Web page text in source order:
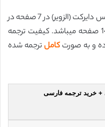
این مقاله انگلیسی ISI در نشریه ساینس دایرکت (الزویر) در 7 صفحه در
سال 2016 منتشر شده و ترجمه آن 14 صفحه میباشد. کیفیت ترجمه
و به صورت کاملترجمه شده
+ خرید ترجمه فارسی